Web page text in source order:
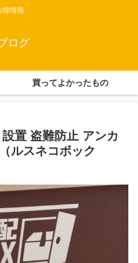
得情報
ログ
買ってよかったもの
置 盗難防止 アンカ
ルスネコボック